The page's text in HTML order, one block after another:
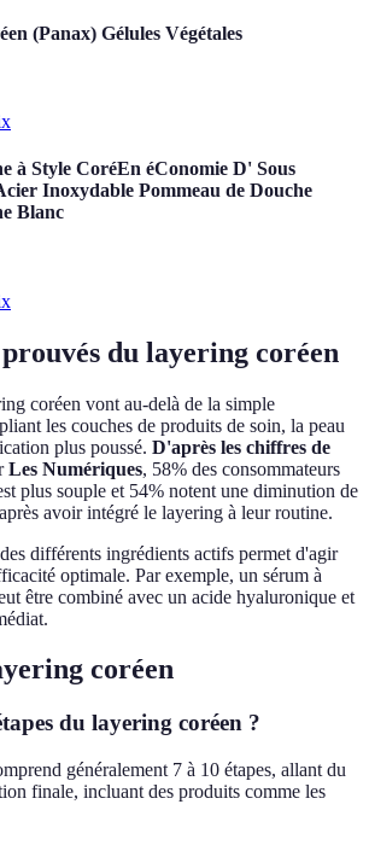
(Panax) Gélules Végétales
à Style CoréEn éConomie D' Sous
Inoxydable Pommeau de Douche
Blanc
du layering coréen
coréen vont au-delà de la simple
les couches de produits de soin, la peau
plus poussé. D'après les chiffres de
Les Numériques, 58% des consommateurs
plus souple et 54% notent une diminution de
avoir intégré le layering à leur routine.
différents ingrédients actifs permet d'agir
optimale. Par exemple, un sérum à
être combiné avec un acide hyaluronique et
coréen
du layering coréen ?
généralement 7 à 10 étapes, allant du
finale, incluant des produits comme les